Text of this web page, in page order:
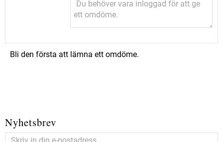
Bli den första att lämna ett omdöme.
Nyhetsbrev